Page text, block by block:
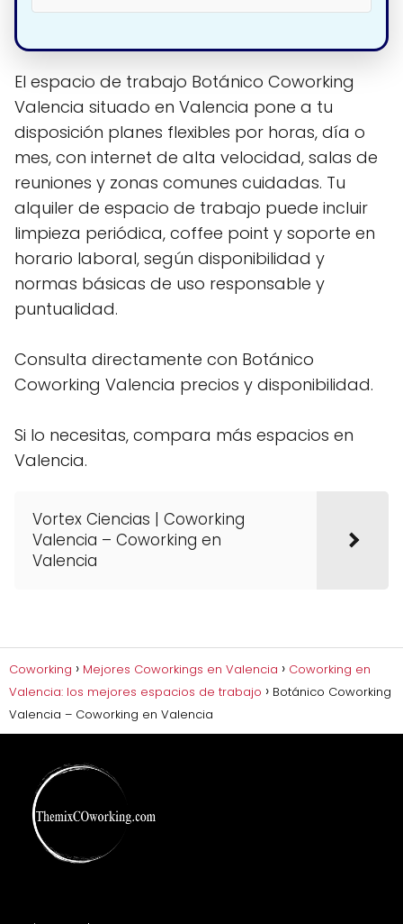
El espacio de trabajo Botánico Coworking
Valencia situado en Valencia pone a tu
disposición planes flexibles por horas, día o
mes, con internet de alta velocidad, salas de
reuniones y zonas comunes cuidadas. Tu
alquiler de espacio de trabajo puede incluir
limpieza periódica, coffee point y soporte en
horario laboral, según disponibilidad y
normas básicas de uso responsable y
puntualidad.
Consulta directamente con Botánico
Coworking Valencia precios y disponibilidad.
Si lo necesitas, compara más espacios en
Valencia.
Vortex Ciencias | Coworking
Valencia – Coworking en
Valencia
Coworking Mejores Coworkings en Valencia
Coworking en
Valencia: los mejores espacios de trabajo
Botánico Coworking
Valencia – Coworking en Valencia